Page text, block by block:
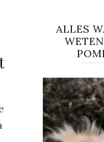
ALLES